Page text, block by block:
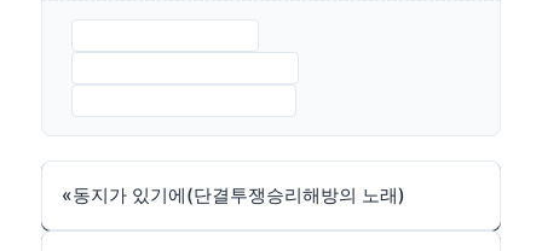
«동지가 있기에(단결투쟁승리해방의 노래)